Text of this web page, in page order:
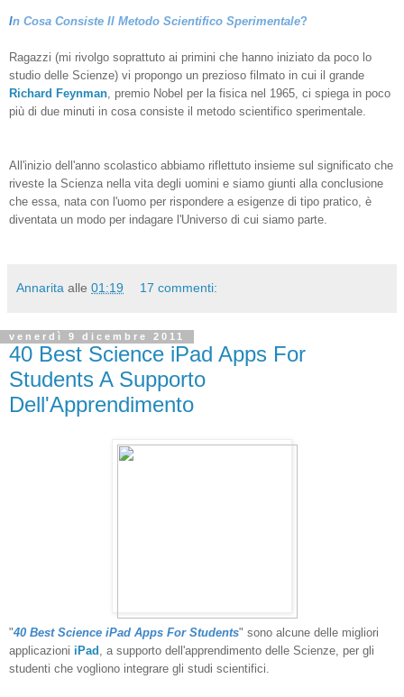
In Cosa Consiste Il Metodo Scientifico Sperimentale?
Ragazzi (mi rivolgo soprattuto ai primini che hanno iniziato da poco lo
studio delle Scienze) vi propongo un prezioso filmato in cui il grande
Richard Feynman, premio Nobel per la fisica nel 1965, ci spiega in poco
più di due minuti in cosa consiste il metodo scientifico sperimentale.
All'inizio dell'anno scolastico abbiamo riflettuto insieme sul significato che
riveste la Scienza nella vita degli uomini e siamo giunti alla conclusione
che essa, nata con l'uomo per rispondere a esigenze di tipo pratico, è
diventata un modo per indagare l'Universo di cui siamo parte.
Annarita alle 01:19 17 commenti:
venerdì 9 dicembre 2011
40 Best Science iPad Apps For
Students A Supporto
Dell'Apprendimento
"40 Best Science iPad Apps For Students" sono alcune delle migliori
applicazioni iPad , a supporto dell'apprendimento delle Scienze, per gli
studenti che vogliono integrare gli studi scientifici.